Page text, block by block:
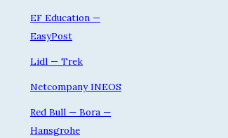
EF Education —
EasyPost
Lidl — Trek
Netcompany INEOS
Red Bull — Bora —
Hansgrohe